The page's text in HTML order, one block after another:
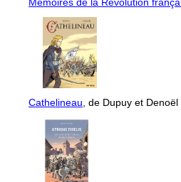
Cathelineau , de Dupuy et Denoël